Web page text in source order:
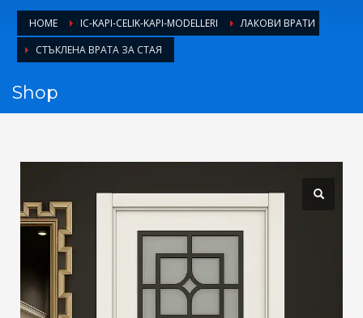
1 Login or create new account.
2 Review your order.
3 Payment &FREEshipment
If you still have problems, please let us know, by sending an
email to support@website.com . Thank you!
Sat - 9:00AM-5:00PM
Sundays by appointment only!
HOME IC-KAPI-CELIK-KAPI-MODELLERI
ЛАКОВИ ВРАТИ
СТЪКЛЕНА ВРАТА ЗА СТАЯ
Shop